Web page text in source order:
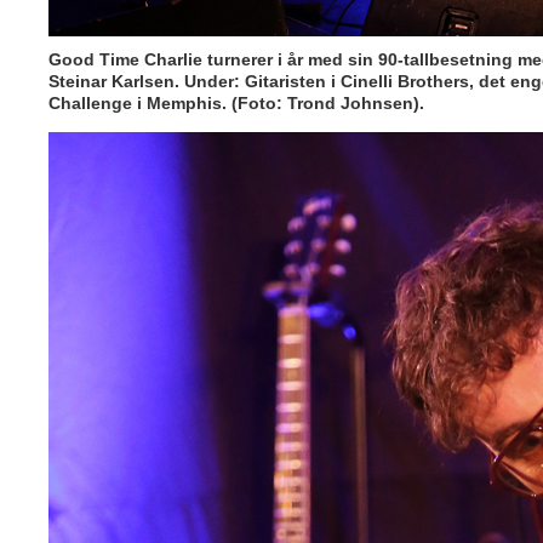
Good Time Charlie turnerer i år med sin 90-tallbesetning
Steinar Karlsen. Under: Gitaristen i Cinelli Brothers, det
Challenge i Memphis. (Foto: Trond Johnsen).